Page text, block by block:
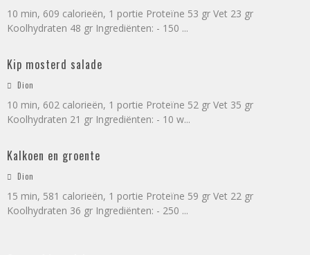
10 min, 609 calorieën, 1 portie Proteïne 53 gr Vet 23 gr
Koolhydraten 48 gr Ingrediënten: - 150 ...
Kip mosterd salade
Dion
10 min, 602 calorieën, 1 portie Proteïne 52 gr Vet 35 gr
Koolhydraten 21 gr Ingrediënten: - 10 w...
Kalkoen en groente
Dion
15 min, 581 calorieën, 1 portie Proteïne 59 gr Vet 22 gr
Koolhydraten 36 gr Ingrediënten: - 250 ...